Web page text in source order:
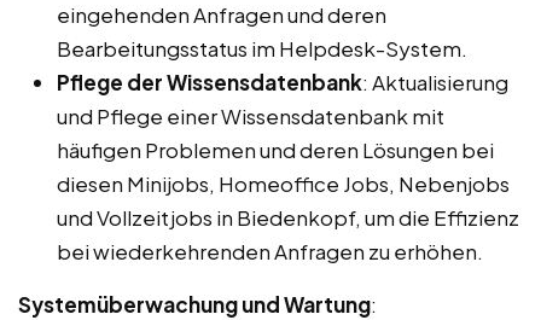
eingehenden Anfragen und deren
Bearbeitungsstatus im Helpdesk-System.
Pflege der Wissensdatenbank: Aktualisierung
und Pflege einer Wissensdatenbank mit
häufigen Problemen und deren Lösungen bei
diesen Minijobs, Homeoffice Jobs, Nebenjobs
und Vollzeitjobs in Biedenkopf, um die Effizienz
bei wiederkehrenden Anfragen zu erhöhen.
Systemüberwachung und Wartung: